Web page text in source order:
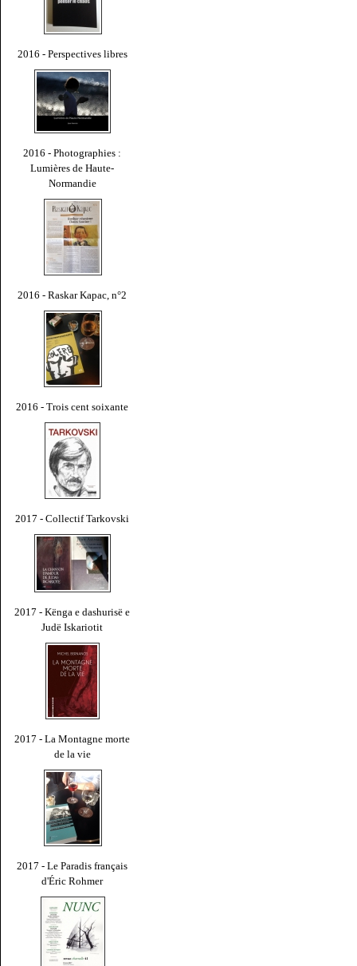
2016 - Perspectives libres
2016 - Photographies :
Lumières de Haute-
Normandie
2016 - Raskar Kapac, n°2
2016 - Trois cent soixante
2017 - Collectif Tarkovski
2017 - Kënga e dashurisë e
Judë Iskariotit
2017 - La Montagne morte
de la vie
2017 - Le Paradis français
d'Éric Rohmer